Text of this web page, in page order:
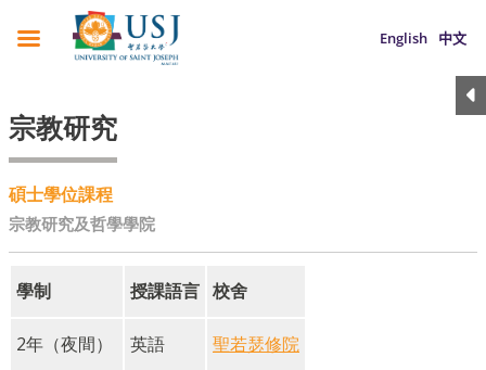
English 中文
宗教研究
碩士學位課程
宗教研究及哲學學院
學制 授課語言 校舍
2年 （夜間） 英語
聖若瑟修院